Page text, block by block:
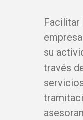
Facilitar
su
través